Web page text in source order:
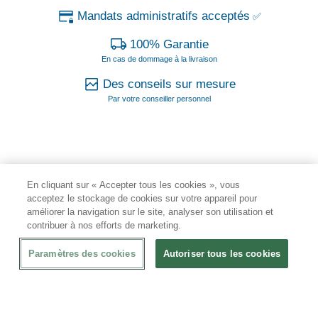
Mandats administratifs acceptés ✅
100% Garantie
En cas de dommage à la livraison
Des conseils sur mesure
Par votre conseiller personnel
Frigo professionnel dédié à la restauration et
les collectivités
Choisir unfrigo professionnel change le quotidien en cuisine.
Dès les premiers services, vous ressentez la différence :
En cliquant sur « Accepter tous les cookies », vous
acceptez le stockage de cookies sur votre appareil pour
améliorer la navigation sur le site, analyser son utilisation et
contribuer à nos efforts de marketing.
Paramètres des cookies Autoriser tous les cookies